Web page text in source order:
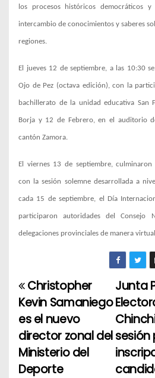
los procesos históricos democráticos
intercambio de conocimientos y saberes
regiones.
El jueves 12 de septiembre, a las 10:30
Ojo de Pez (octava edición), con la
bachillerato de la unidad educativa San
Borja y 12 de Febrero, en el auditorio
cantón Zamora.
El viernes 13 de septiembre, culminaron
con la sesión solemne desarrollada a
cada 15 de septiembre, el Día
participaron autoridades del Consejo
delegaciones provinciales de manera virtual.
N
a
v
e
Junta
Christopher
Kevin Samaniego
es el nuevo
director zonal del
Ministerio del
Deporte